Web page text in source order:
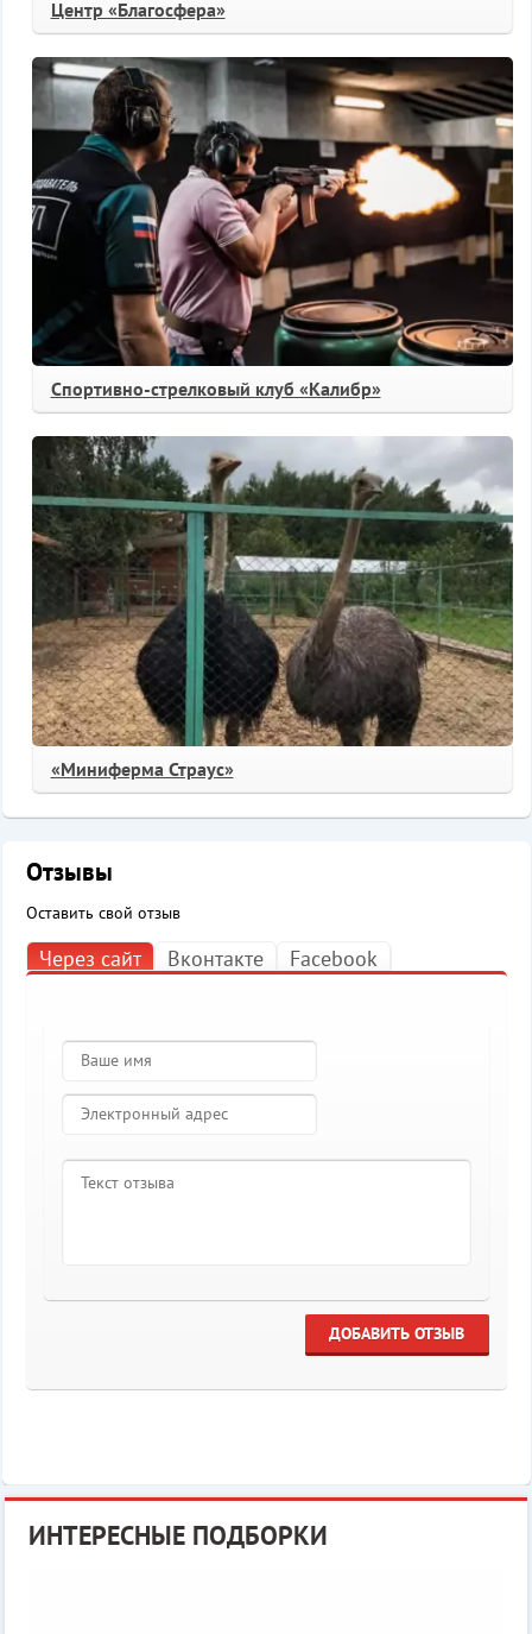
Центр «Благосфера»
Спортивно-стрелковый клуб «Калибр»
«Миниферма Страус»
Отзывы
Оставить свой отзыв
Через сайт Вконтакте Facebook
ДОБАВИТЬ ОТЗЫВ
ИНТЕРЕСНЫЕ ПОДБОРКИ